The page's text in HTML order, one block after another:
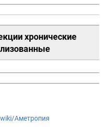
хронические
Аметропия